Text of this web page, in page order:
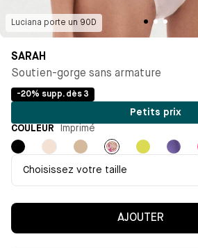
Luciana porte un 90D
SARAH
Soutien-gorge sans armature
-20% supp. dès 3
Petits prix
COULEUR
Imprimé
Noir Milk Beige ImpriméJaune
Violet
Choisissez votre taille
AJOUTER